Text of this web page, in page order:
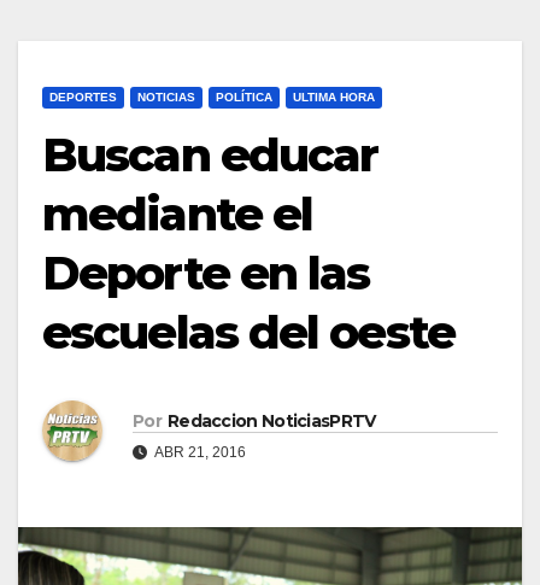
DEPORTES NOTICIAS POLÍTICA ULTIMA HORA
Buscan educar
mediante el
Deporte en las
escuelas del oeste
Por Redaccion NoticiasPRTV
ABR 21, 2016